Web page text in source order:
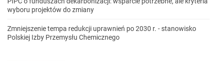
wyboru projektów do zmiany
Zmniejszenie tempa redukcji uprawnień po 2030 r. - stanowisko
Polskiej Izby Przemysłu Chemicznego